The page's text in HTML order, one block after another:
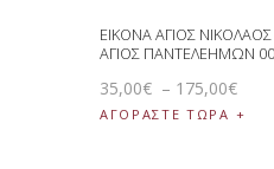
ΕΙΚΟΝΑ ΑΓΙΟΣ
ΑΓΙΟΣ ΠΑΝΤΕΛΕΗΜΩΝ
35,00€ – 175,00€
ΑΓΟΡΑΣΤΕ ΤΩΡΑ